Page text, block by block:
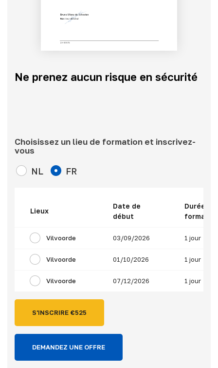
Ne prenez aucun risque en sécurité
Choisissez un lieu de formation et inscrivez-
vous
NL FR
Lieux
Date de
début
Durée
Vilvoorde 03/09/2026 1 jour
Vilvoorde 01/10/2026 1 jour
Vilvoorde 07/12/2026 1 jour
S'INSCRIRE €525
DEMANDEZ UNE OFFRE